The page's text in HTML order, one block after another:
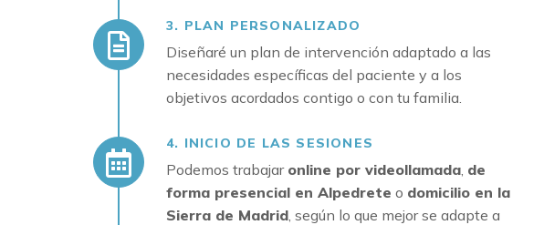
3. PLAN PERSONALIZADO
Diseñaré un plan de intervención adaptado a las
necesidades específicas del paciente y a los
objetivos acordados contigo o con tu familia.
4. INICIO DE LAS SESIONES
Podemos trabajar online por videollamada, de
forma presencial en Alpedrete o domicilio en la
Sierra de Madrid, según lo que mejor se adapte a